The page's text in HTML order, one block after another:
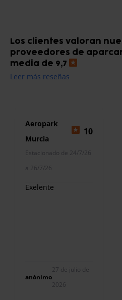
Los clientes valoran
proveedores de
media de 9,7
Leer más reseñas
Aeropark
Murcia
10
Estacionado de 24/7/26
a 26/7/26
Exelente
anónimo
27 de julio de
2026